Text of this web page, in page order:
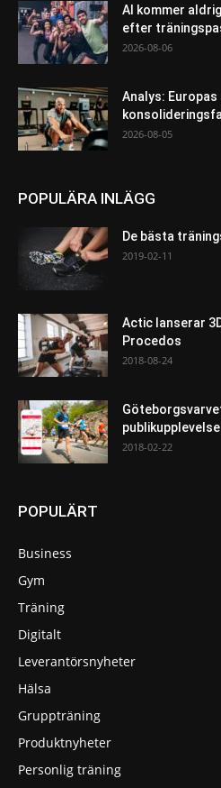
AI kommer
efter
2026-08-06
Analys: Europas
2026-08-05
POPULÄRA INLÄGG
De bästa
2019-02-11
Actic lanserar
Procedos
2018-08-24
2018-02-22
POPULÄRT
Business
Gym
Träning
Digitalt
Leverantörsnyheter
Hälsa
Gruppträning
Produktnyheter
Personlig träning